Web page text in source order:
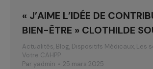
« J’AIME L’IDÉE DE
BIEN-ÊTRE » CLOTHILDE
Actualités, Blog, Dispositifs Médicaux, Les
Votre CAHPP
Par yadmin 25 mars 2025